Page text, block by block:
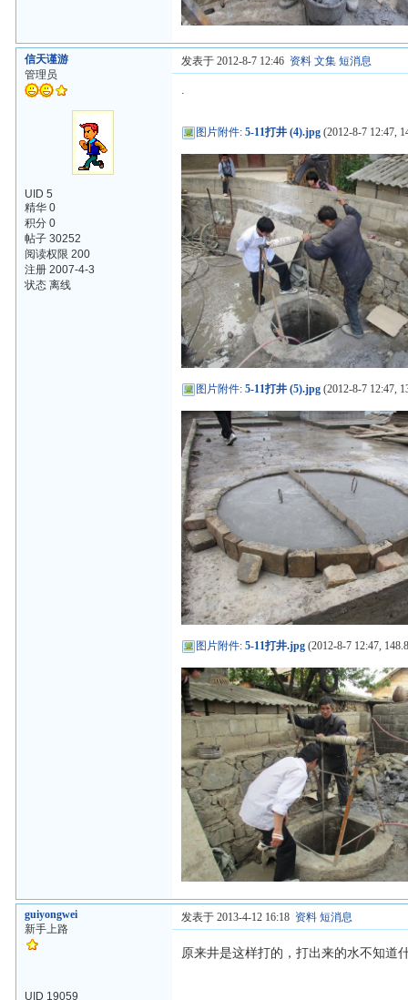
信天谨游
管理员
UID 5
精华 0
积分 0
帖子 30252
阅读权限 200
注册 2007-4-3
状态 离线
发表于 2012-8-7 12:46 资料 文集 短消息
.
图片附件:5-11打井 (4).jpg (2012-8-7 12:47,
图片附件:5-11打井 (5).jpg (2012-8-7 12:47,
图片附件:5-11打井.jpg (2012-8-7 12:47,
guiyongwei
新手上路
UID 19059
发表于 2013-4-12 16:18 资料 短消息
原来井是这样打的，打出来的水不知道